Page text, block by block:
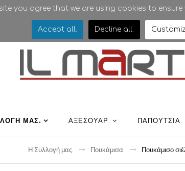
.
ΜΑΣ. ΑΞΕΣΟΥΑΡ ΠΑΠΟΎΤΣΙΑ
Η Συλλογή μας Πουκάμισα Πουκάμισο
you agree that we are using cookies to
Accept all. Decline all.